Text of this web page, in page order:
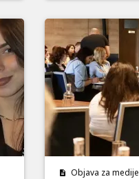
Objava za medije